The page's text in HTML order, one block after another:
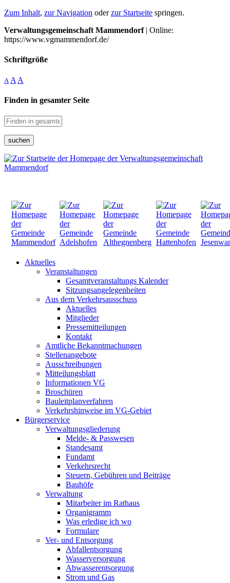
Zum Inhalt, zur Navigation oderzur Startseite springen.
Verwaltungsgemeinschaft Mammendorf| Online:
https://www.vgmammendorf.de/
Schriftgröße
A A A
Finden in gesamter Seite
suchen
Aktuelles
Veranstaltungen
Gesamtveranstaltungs Kalender
Sitzungsangelegenheiten
Aus dem Verkehrsausschuss
Aktuelles
Mitglieder
Pressemitteilungen
Kontakt
Amtliche Bekanntmachungen
Stellenangebote
Ausschreibungen
Mitteilungsblatt
Informationen VG
Broschüren
Bauleitplanverfahren
Verkehrshinweise im VG-Gebiet
Bürgerservice
Verwaltungsgliederung
Melde- & Passwesen
Standesamt
Fundamt
Verkehrsrecht
Steuern, Gebühren und Beiträge
Bauhöfe
Verwaltung
Mitarbeiter im Rathaus
Organigramm
Was erledige ich wo
Formulare
Ver- und Entsorgung
Abfallentsorgung
Wasserversorgung
Abwasserentsorgung
Strom und Gas